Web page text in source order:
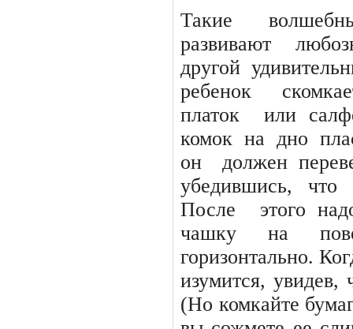
Такие
развивают
другой
ребенок
платок
или
комок на дно
он
должен
убедившись,
что
После
этого
чашку на
горизонтально.
изумится, увидев,
(Но комкайте